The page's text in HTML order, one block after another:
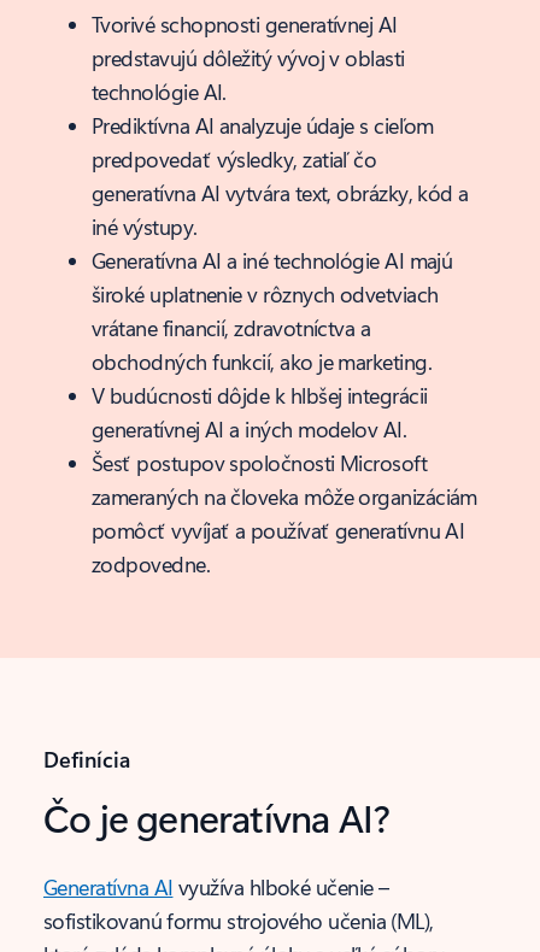
Tvorivé schopnosti generatívnej AI
predstavujú dôležitý vývoj v oblasti
technológie AI.
Prediktívna AI analyzuje údaje s cieľom
predpovedať výsledky, zatiaľ čo
generatívna AI vytvára text, obrázky, kód a
iné výstupy.
Generatívna AI a iné technológie AI majú
široké uplatnenie v rôznych odvetviach
vrátane financií, zdravotníctva a
obchodných funkcií, ako je marketing.
V budúcnosti dôjde k hlbšej integrácii
generatívnej AI a iných modelov AI.
Šesť postupov spoločnosti Microsoft
zameraných na človeka môže organizáciám
pomôcť vyvíjať a používať generatívnu AI
zodpovedne.
Definícia
Čo je generatívna AI?
Generatívna AI využíva hlboké učenie –
sofistikovanú formu strojového učenia (ML),